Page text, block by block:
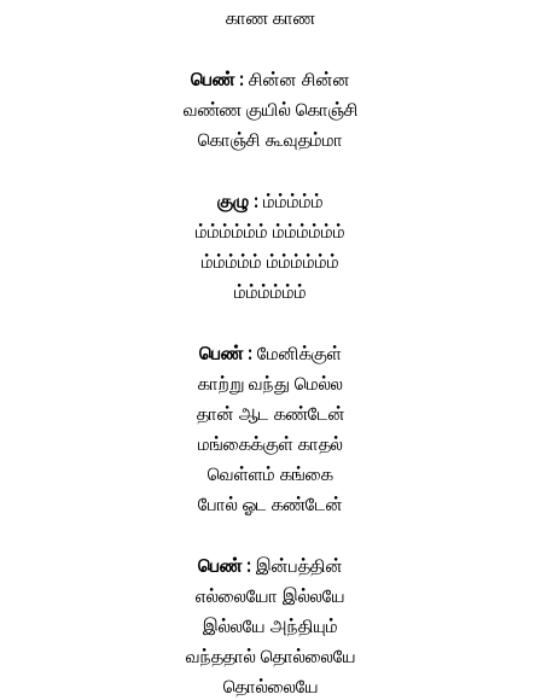
காண காண
பெண் : சின்ன சின்ன
வண்ண குயில் கொஞ்சி
கொஞ்சி கூவுதம்மா
குழு : ம்ம்ம்ம்ம்
ம்ம்ம்ம்ம்ம் ம்ம்ம்ம்ம்ம்
ம்ம்ம்ம்ம் ம்ம்ம்ம்ம்ம்
ம்ம்ம்ம்ம்ம்
பெண் : மேனிக்குள்
காற்று வந்து மெல்ல
தான் ஆட கண்டேன்
மங்கைக்குள் காதல்
வெள்ளம் கங்கை
போல் ஓட கண்டேன்
பெண் : இன்பத்தின்
எல்லையோ இல்லயே
இல்லயே அந்தியும்
வந்ததால் தொல்லையே
தொல்லையே